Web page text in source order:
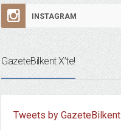
INSTAGRAM
GazeteBilkent X’te!
Tweets by GazeteBilkent